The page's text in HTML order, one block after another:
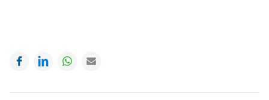
FacebookLinkedInWhatsApp